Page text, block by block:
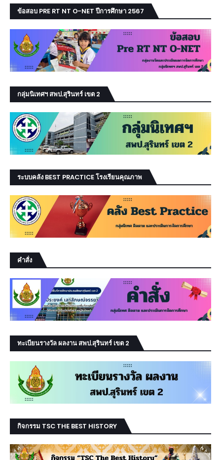
ข้อสอบ PRE RT NT O-NET ปีการศึกษา 2567
กลุ่มนิเทศฯ สพป.สุรินทร์ เขต 2
ระบบคลัง BEST PRACTICE โรงเรียนคุณภาพ
คำสั่ง
ทะเบียนรางวัล ผลงาน สพป.สุรินทร์ เขต 2
กิจกรรม TSC THE BEST HISTORY